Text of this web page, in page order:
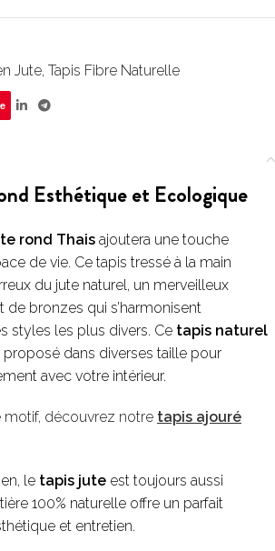
Jute, Tapis Fibre Naturelle
Esthétique et Ecologique
rond Thais ajoutera une touche
de vie. Ce tapis tressé à la main
du jute naturel, un merveilleux
de bronzes qui s’harmonisent
styles les plus divers. Ce tapis naturel
proposé dans diverses taille pour
avec votre intérieur.
motif, découvrez notre tapis ajouré
le tapis jute est toujours aussi
100% naturelle offre un parfait
et entretien.